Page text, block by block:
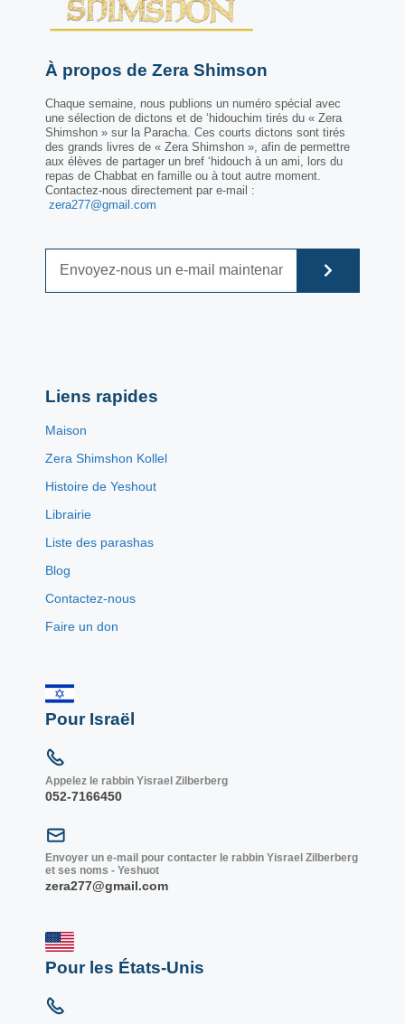
À propos de Zera Shimson
Chaque semaine, nous publions un numéro spécial avec
une sélection de dictons et de ‘hidouchim tirés du « Zera
Shimshon » sur la Paracha. Ces courts dictons sont tirés
des grands livres de « Zera Shimshon », afin de permettre
aux élèves de partager un bref ‘hidouch à un ami, lors du
repas de Chabbat en famille ou à tout autre moment.
Contactez-nous directement par e-mail :
zera277@gmail.com
Liens rapides
Maison
Zera Shimshon Kollel
Histoire de Yeshout
Librairie
Liste des parashas
Blog
Contactez-nous
Faire un don
Pour Israël
Appelez le rabbin Yisrael Zilberberg
052-7166450
Envoyer un e-mail pour contacter le rabbin Yisrael Zilberberg
et ses noms - Yeshuot
zera277@gmail.com
Pour les États-Unis